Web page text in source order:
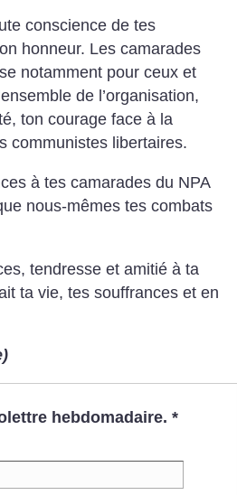
conscience de tes
honneur. Les camarades
notamment pour ceux et
de l’organisation,
ton courage face à la
communistes libertaires.
à tes camarades du NPA
nous-mêmes tes combats
tendresse et amitié à ta
ta vie, tes souffrances et en
hebdomadaire. *